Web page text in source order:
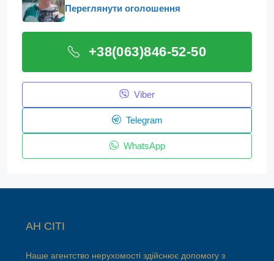
Переглянути оголошення
+38(063)846-52-50
Viber
Telegram
WhatsApp
АН СІТІ
Наше агентство нерухомості здійснює допомогу з